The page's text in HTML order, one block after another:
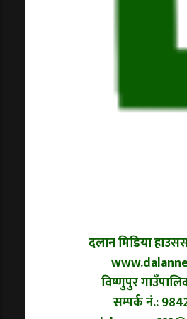
दलान मिडिया
विष्णुपुर
सम्पर्क नं.: